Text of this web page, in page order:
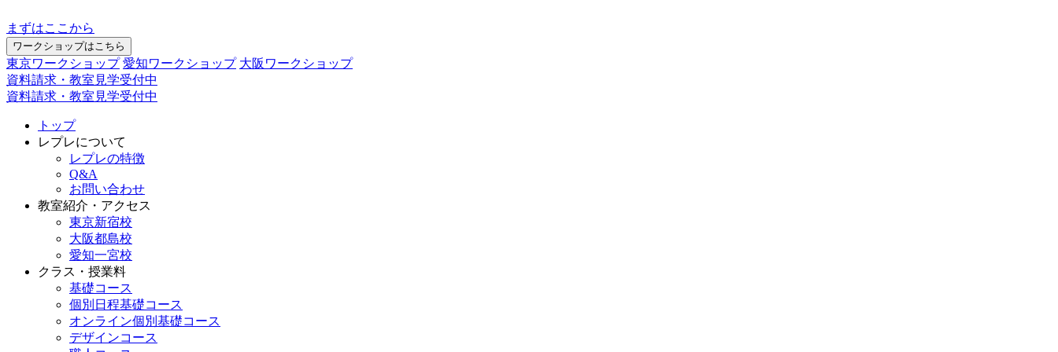
まずはここから
ワークショップはこちら
東京ワークショップ 愛知ワークショップ 大阪ワークショップ
資料請求・教室見学受付中
資料請求・教室見学受付中
トップ
レプレについて
レプレの特徴
Q&A
お問い合わせ
教室紹介・アクセス
東京新宿校
大阪都島校
愛知一宮校
クラス・授業料
基礎コース
個別日程基礎コース
オンライン個別基礎コース
デザインコース